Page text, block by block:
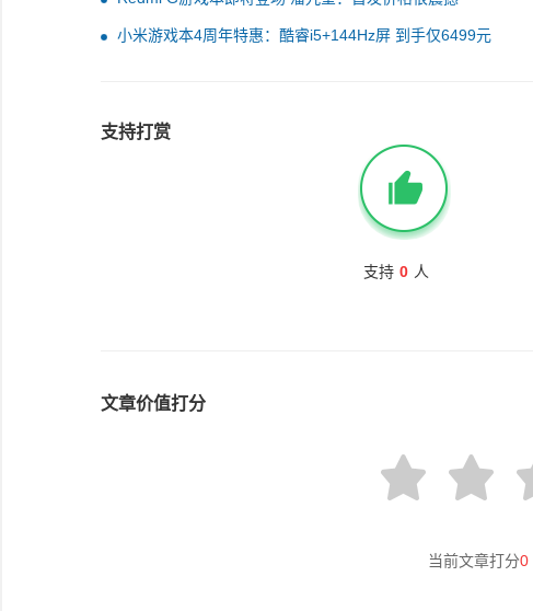
小米游戏本4周年特惠：酷睿i5+144Hz屏 到手仅6499元
支持打赏
支持 0 人
文章价值打分
当前文章打分0